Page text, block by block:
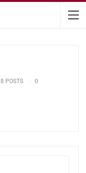
8 POSTS
0